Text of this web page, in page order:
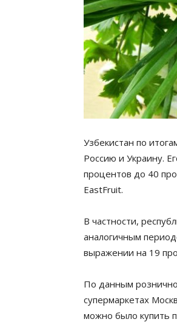
Узбекистан по
Россию и Украину.
процентов до 40
EastFruit.
В частности,
аналогичным
выражении на 19
По данным
супермаркетах
можно было купить